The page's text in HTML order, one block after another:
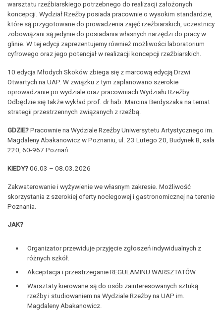
warsztatu rzeźbiarskiego potrzebnego do realizacji założonych
koncepcji. Wydział Rzeźby posiada pracownie o wysokim standardzie,
które są przygotowane do prowadzenia zajęć rzeźbiarskich, uczestnicy
zobowiązani są jedynie do posiadania własnych narzędzi do pracy w
glinie. W tej edycji zaprezentujemy również możliwości laboratorium
cyfrowego oraz jego potencjał w realizacji koncepcji rzeźbiarskich.
10 edycja Młodych Skoków zbiega się z marcową edycją Drzwi
Otwartych na UAP. W związku z tym zaplanowano szerokie
oprowadzanie po wydziale oraz pracowniach Wydziału Rzeźby.
Odbędzie się także wykład prof. dr hab. Marcina Berdyszaka na temat
strategii przestrzennych związanych z rzeźbą.
GDZIE? Pracownie na Wydziale Rzeźby Uniwersytetu Artystycznego im.
Magdaleny Abakanowicz w Poznaniu, ul. 23 Lutego 20, Budynek B, sala
220, 60-967 Poznań
KIEDY? 06.03 – 08.03.2026
Zakwaterowanie i wyżywienie we własnym zakresie. Możliwość
skorzystania z szerokiej oferty noclegowej i gastronomicznej na terenie
Poznania.
JAK?
Organizator przewiduje przyjęcie zgłoszeń indywidualnych z
różnych szkół.
Akceptacja i przestrzeganie REGULAMINU WARSZTATÓW.
Warsztaty kierowane są do osób zainteresowanych sztuką
rzeźby i studiowaniem na Wydziale Rzeźby na UAP im.
Magdaleny Abakanowicz.